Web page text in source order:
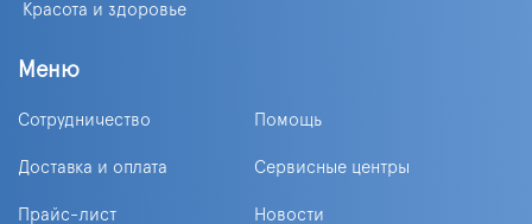
Красота и здоровье
Меню
Сотрудничество Помощь
Доставка и оплата Сервисные центры
Прайс-лист Новости